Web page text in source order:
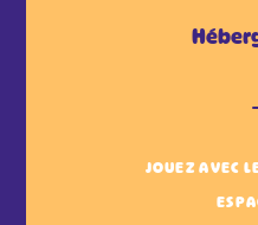
JOUEZ AVEC